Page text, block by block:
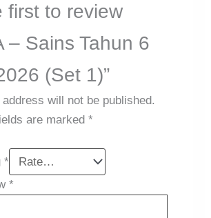
first to review
– Sains Tahun 6
(Set 1)”
address will not be published.
are marked *
*
*